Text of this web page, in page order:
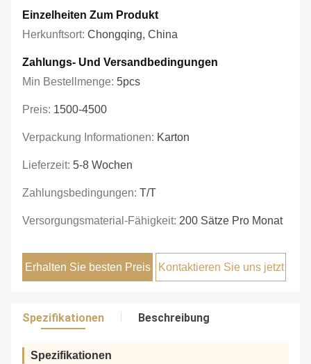
Einzelheiten Zum Produkt
Herkunftsort: Chongqing, China
Zahlungs- Und Versandbedingungen
Min Bestellmenge: 5pcs
Preis: 1500-4500
Verpackung Informationen: Karton
Lieferzeit: 5-8 Wochen
Zahlungsbedingungen: T/T
Versorgungsmaterial-Fähigkeit: 200 Sätze Pro Monat
Erhalten Sie besten Preis Kontaktieren Sie uns jetzt
Spezifikationen Beschreibung
Spezifikationen